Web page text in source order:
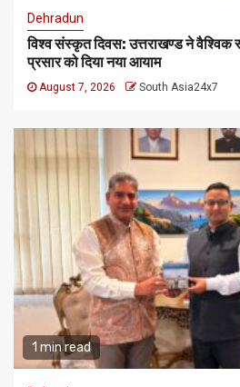
Dehradun
विश्व संस्कृत दिवस: उत्तराखण्ड ने
प्रसार को दिया नया आयाम
August 7, 2026 South Asia24x7
1 min read